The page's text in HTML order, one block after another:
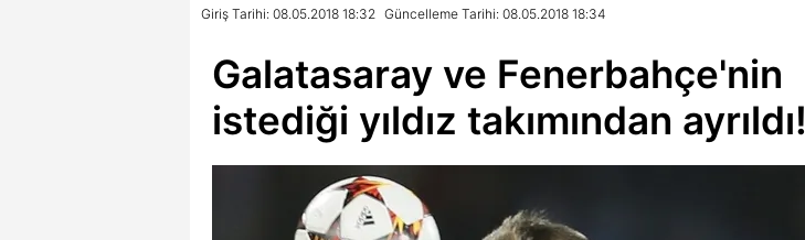
Giriş Tarihi: 08.05.2018 18:32 Güncelleme Tarihi: 08.05.2018 18:34
Galatasaray ve Fenerbahçe'nin
istediği yıldız takımından ayrıldı!